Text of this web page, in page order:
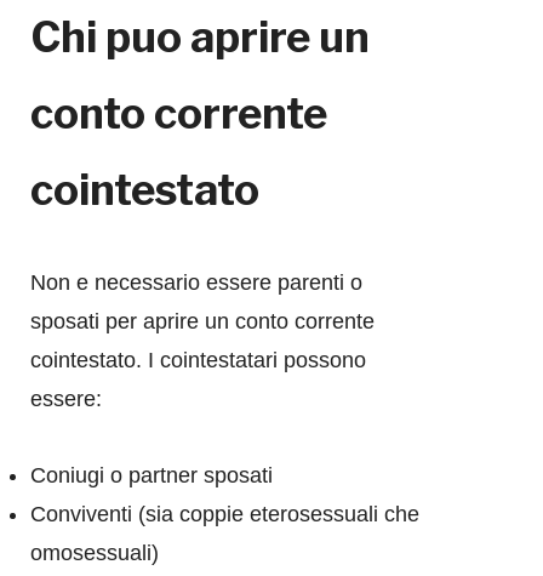
Chi puo aprire un
conto corrente
cointestato
Non e necessario essere parenti o
sposati per aprire un conto corrente
cointestato. I cointestatari possono
essere:
Coniugi o partner sposati
Conviventi (sia coppie eterosessuali che
omosessuali)